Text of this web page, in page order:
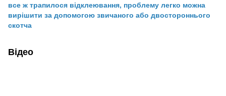
все ж трапилося відклеювання, проблему легко можна
вирішити за допомогою звичаного або двостороннього
скотча
Відео